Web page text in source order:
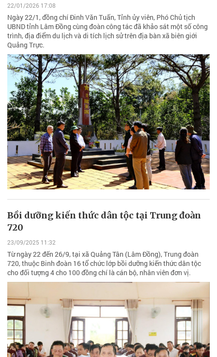
22/01/2026 17:08
Ngày 22/1, đồng chí Đinh Văn Tuấn, Tỉnh ủy viên, Phó Chủ tịch
UBND tỉnh Lâm Đồng cùng đoàn công tác đã khảo sát một số công
trình, địa điểm du lịch và di tích lịch sử trên địa bàn xã biên giới
Quảng Trực.
Bồi dưỡng kiến thức dân tộc tại Trung đoàn
720
23/09/2025 11:32
Từ ngày 22 đến 26/9, tại xã Quảng Tân (Lâm Đồng), Trung đoàn
720, thuộc Binh đoàn 16 tổ chức lớp bồi dưỡng kiến thức dân tộc
cho đối tượng 4 cho 100 đồng chí là cán bộ, nhân viên đơn vị.